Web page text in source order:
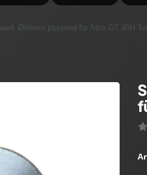
Ø89mm passend für Atco GT 40H